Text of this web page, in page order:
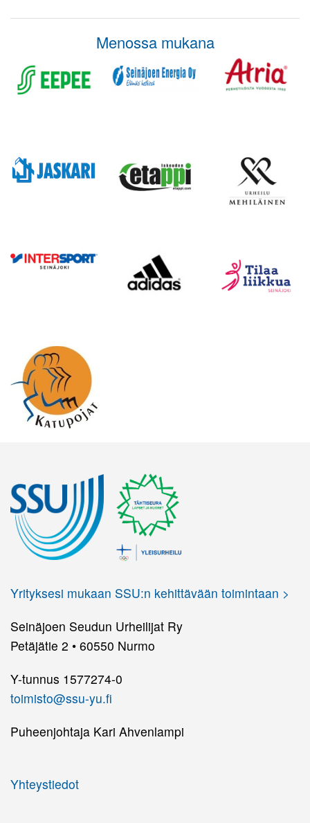
Menossa mukana
Yrityksesi mukaan SSU:n kehittävään toimintaan >
Seinäjoen Seudun Urheilijat Ry
Petäjätie 2 • 60550 Nurmo
Y-tunnus 1577274-0
toimisto@ssu-yu.fi
Puheenjohtaja Kari Ahvenlampi
Yhteystiedot